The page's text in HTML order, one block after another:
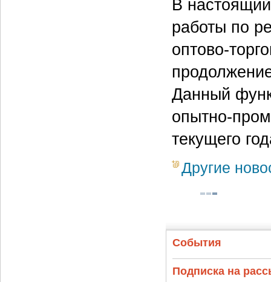
В
работы по
оптово-
Данный
опытно-
текущего
Другие
События
Подписка на